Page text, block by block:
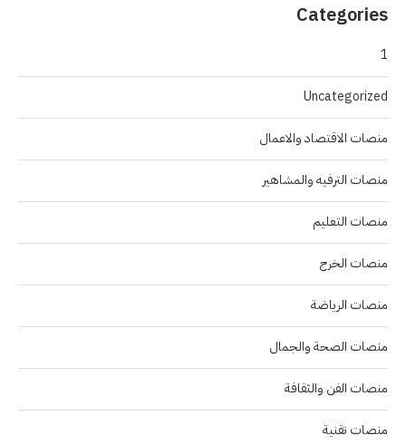
Categories
1
Uncategorized
منصات الاقتصاد والاعمال
منصات الترفيه والمشاهير
منصات التعليم
منصات الخرج
منصات الرياضة
منصات الصحة والجمال
منصات الفن والثقافة
منصات تقنية